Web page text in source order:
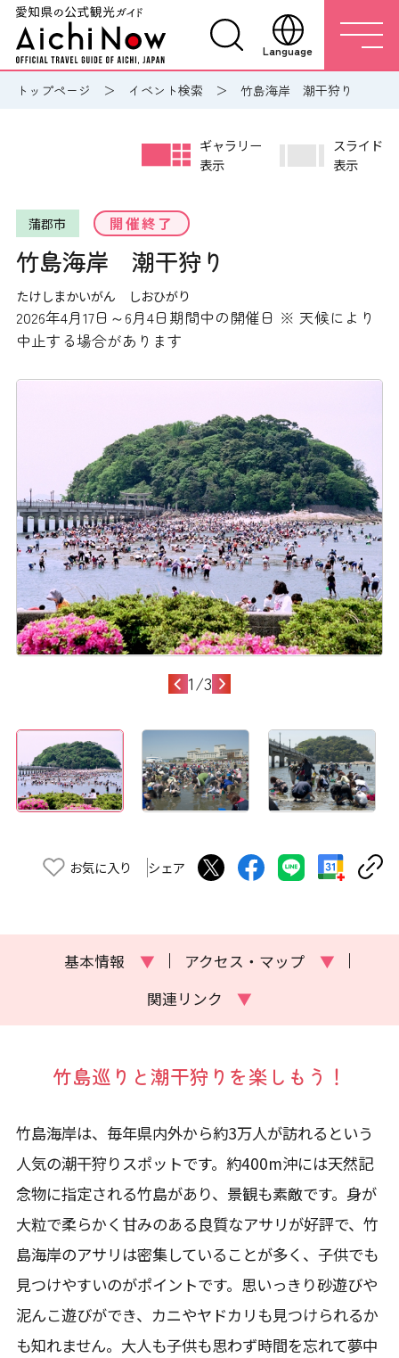
Language
トップページ イベント検索 竹島海岸 潮干狩り
蒲郡市 開催終了
竹島海岸 潮干狩り
たけしまかいがん しおひがり
2026年4月17日～6月4日期間中の開催日 ※ 天候により
中止する場合があります
ギャラリー
表示
スライド
表示
1/3
お気に入り シェア
基本情報 ▼ アクセス・マップ
▼
関連リンク
▼
竹島巡りと潮干狩りを楽しもう！
竹島海岸は、毎年県内外から約3万人が訪れるという
人気の潮干狩りスポットです。約400m沖には天然記
念物に指定される竹島があり、景観も素敵です。身が
大粒で柔らかく甘みのある良質なアサリが好評で、竹
島海岸のアサリは密集していることが多く、子供でも
見つけやすいのがポイントです。思いっきり砂遊びや
泥んこ遊びができ、カニやヤドカリも見つけられるか
も知れません。大人も子供も思わず時間を忘れて夢中